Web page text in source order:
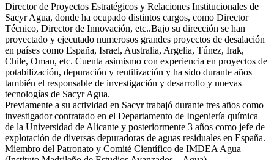
Director de Proyectos Estratégicos y Relaciones Institucionales de
Sacyr Agua, donde ha ocupado distintos cargos, como Director
Técnico, Director de Innovación, etc..Bajo su dirección se han
proyectado y ejecutado numerosos grandes proyectos de desalación
en países como España, Israel, Australia, Argelia, Túnez, Irak,
Chile, Oman, etc. Cuenta asimismo con experiencia en proyectos de
potabilización, depuración y reutilización y ha sido durante años
también el responsable de investigación y desarrollo y nuevas
tecnologías de Sacyr Agua.
Previamente a su actividad en Sacyr trabajó durante tres años como
investigador contratado en el Departamento de Ingeniería química
de la Universidad de Alicante y posteriormente 3 años como jefe de
explotación de diversas depuradoras de aguas residuales en España.
Miembro del Patronato y Comité Científico de IMDEA Agua